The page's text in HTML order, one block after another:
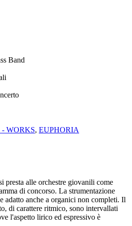
Band
WORKS, EUPHORIA
presta alle orchestre giovanili come
di concorso. La strumentazione
adatto anche a organici non completi. Il
di carattere ritmico, sono intervallati
l'aspetto lirico ed espressivo è